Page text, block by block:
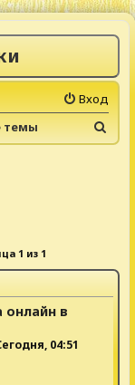
Вход
темы
о
1 из 1
онлайн в
04:51